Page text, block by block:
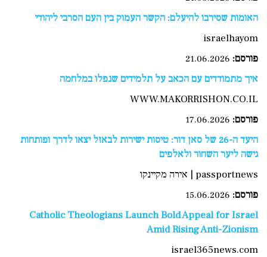
האומות שסירבו להיעלם: הקשר העמוק בין העם הסרבי ליהודי
israelhayom
פורסם:
איך מתמודדים עם הכאב על תלמידים שנפלו במלחמה
WWW.MAKORRISHON.CO.IL
פורסם:
היעד ה-26 של סאן דור: טיסות ישירות לבאזל יצאו לדרך ופותחות
גישה ליער השחור ולאלפים
passportnews | אירה מקיינקו
פורסם:
Catholic Theologians Launch Bold Appeal for Israel
Amid Rising Anti-Zionism
israel365news.com